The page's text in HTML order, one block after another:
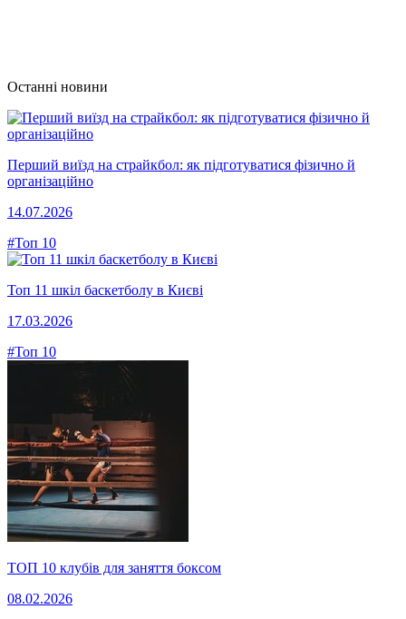
Останні новини
Перший виїзд на страйкбол: як підготуватися фізично й
організаційно
14.07.2026
#Топ 10
Топ 11 шкіл баскетболу в Києві
17.03.2026
#Топ 10
ТОП 10 клубів для заняття боксом
08.02.2026